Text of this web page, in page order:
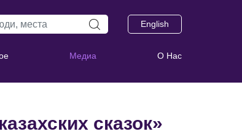
English
Медиа О Нас
сказок»